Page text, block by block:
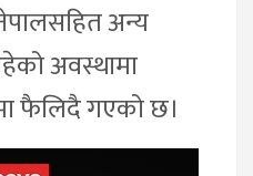
अन्य
अवस्थामा
फैलिदै गएको छ।